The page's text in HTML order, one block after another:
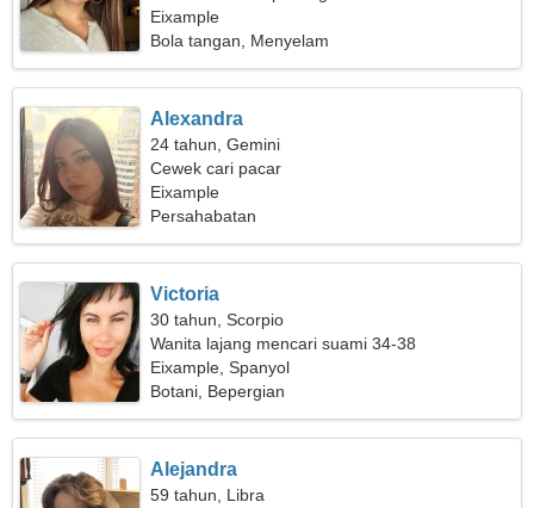
Eixample
Bola tangan, Menyelam
Alexandra
24 tahun, Gemini
Cewek cari pacar
Eixample
Persahabatan
Victoria
30 tahun, Scorpio
Wanita lajang mencari suami 34-38
Eixample, Spanyol
Botani, Bepergian
Alejandra
59 tahun, Libra